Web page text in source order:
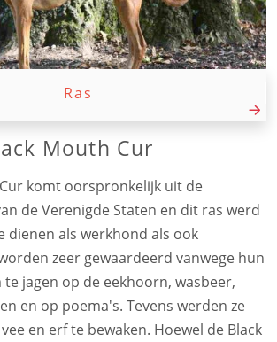
Ras
Mouth Cur
komt oorspronkelijk uit de
de Verenigde Staten en dit ras werd
dienen als werkhond als ook
zeer gewaardeerd vanwege hun
jagen op de eekhoorn, wasbeer,
en op poema's. Tevens werden ze
en erf te bewaken. Hoewel de Black